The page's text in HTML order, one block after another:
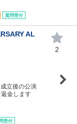
質問受付
AL
立後の公演
金します
受付
2